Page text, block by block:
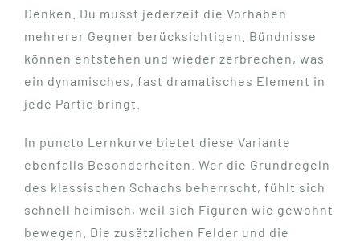
Denken. Du musst jederzeit die Vorhaben
mehrerer Gegner berücksichtigen. Bündnisse
können entstehen und wieder zerbrechen, was
ein dynamisches, fast dramatisches Element in
jede Partie bringt.
In puncto Lernkurve bietet diese Variante
ebenfalls Besonderheiten. Wer die Grundregeln
des klassischen Schachs beherrscht, fühlt sich
schnell heimisch, weil sich Figuren wie gewohnt
bewegen. Die zusätzlichen Felder und die